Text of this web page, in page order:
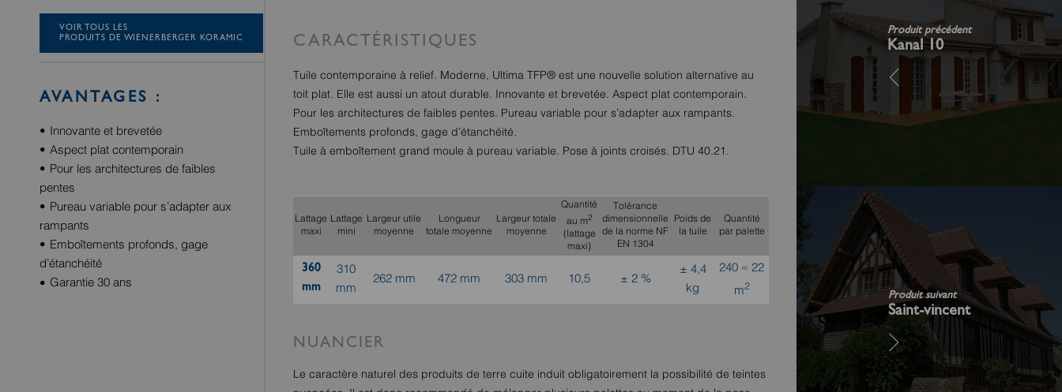
VOIR TOUS LES
PRODUITS DE WIENERBERGER KORAMIC
AVANTAGES :
Innovante et brevetée
Aspect plat contemporain
Pour les architectures de faibles
pentes
Pureau variable pour s’adapter aux
rampants
Emboîtements profonds, gage
d’étanchéité
Garantie 30 ans
CARACTÉRISTIQUES
Tuile contemporaine à relief. Moderne, Ultima TFP® est une nouvelle solution alternative au
toit plat. Elle est aussi un atout durable. Innovante et brevetée. Aspect plat contemporain.
Pour les architectures de faibles pentes. Pureau variable pour s’adapter aux rampants.
Emboîtements profonds, gage d’étanchéité.
Tuile à emboîtement grand moule à pureau variable. Pose à joints croisés. DTU 40.21.
Lattage
maxi
Lattage
mini
Largeur utile
moyenne
Longueur
totale moyenne
Largeur totale
moyenne
Quantité
au m2
(lattage
maxi)
Tolérance
dimensionnelle
de la norme NF
EN 1304
Poids de
la tuile
Quantité
par palette
360
mm
310
mm
262 mm 472 mm 303 mm 10,5 ± 2 %
± 4,4
kg
240 ≈ 22
m2
NUANCIER
Le caractère naturel des produits de terre cuite induit obligatoirement la possibilité de teintes
Produit précédent
Kanal 10
Produit suivant
Saint-vincent